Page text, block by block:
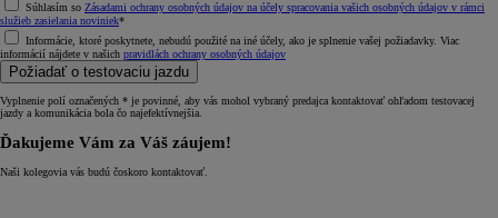
Súhlasím so Zásadami ochrany osobných údajov na účely spracovania vašich osobných údajov v rámci
služieb zasielania noviniek*
Informácie, ktoré poskytnete, nebudú použité na iné účely, ako je splnenie vašej požiadavky. Viac
informácií nájdete v našich pravidlách ochrany osobných údajov
Požiadať o testovaciu jazdu
Vyplnenie polí označených * je povinné, aby vás mohol vybraný predajca kontaktovať ohľadom testovacej
jazdy a komunikácia bola čo najefektívnejšia.
Ďakujeme Vám za Váš záujem!
Naši kolegovia vás budú čoskoro kontaktovať.